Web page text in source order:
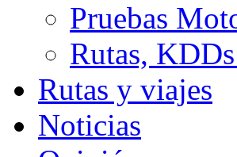
Pruebas
Rutas,
Rutas y viajes
Noticias